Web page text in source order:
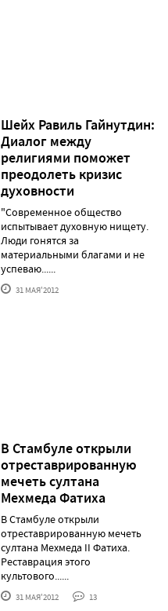
Шейх Равиль Гайнутдин:
Диалог между
религиями поможет
преодолеть кризис
духовности
"Современное общество
испытывает духовную нищету.
Люди гонятся за
материальными благами и не
успеваю......
31 МАЯ'2012
В Стамбуле открыли
отреставрированную
мечеть султана
Мехмеда Фатиха
В Стамбуле открыли
отреставрированную мечеть
султана Мехмеда II Фатиха.
Реставрация этого
культового......
31 МАЯ'2012 13